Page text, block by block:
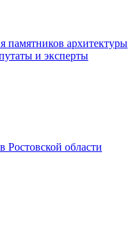
памятников архитектуры
и эксперты
Ростовской области